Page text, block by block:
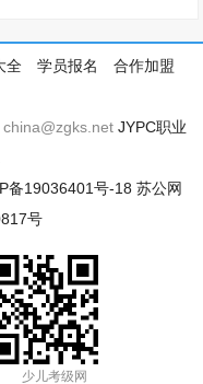
全 学员报名
合作加盟
JYPC职业
备19036401号-18 苏公网
号
少儿考级网